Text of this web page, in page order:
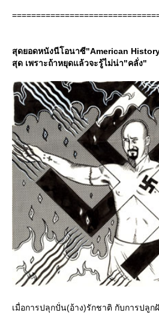
สุดยอดหนังนีโอนาซี"American
สุด เพราะถ้าหยุดแล้วจะรู้ไม่น่า"คลั่ง"
เมื่อการปลุกปั่น(อ้าง)รักชาติ กับการปลู